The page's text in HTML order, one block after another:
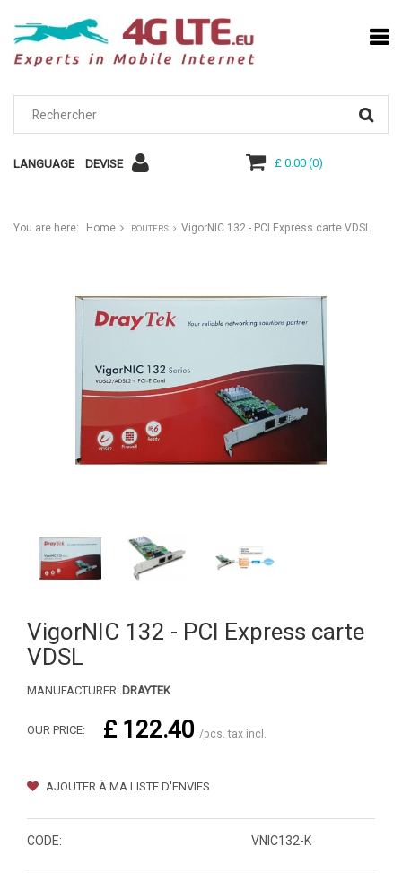
LANGUAGE DEVISE £ 0.00(0)
You are here: Home ROUTERS VigorNIC 132 - PCI Express carte VDSL
VigorNIC 132 - PCI Express carte
VDSL
MANUFACTURER: DRAYTEK
OUR PRICE: £ 122.40 /pcs. tax incl.
AJOUTER À MA LISTE D'ENVIES
CODE: VNIC132-K